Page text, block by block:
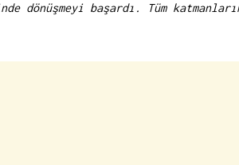
dönüşmeyi başardı. Tüm